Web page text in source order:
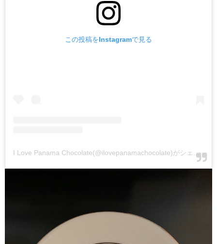
この投稿をInstagramで見る
I Love Panama Chocolate(@ilovepanamachocolate)がシェアした投稿